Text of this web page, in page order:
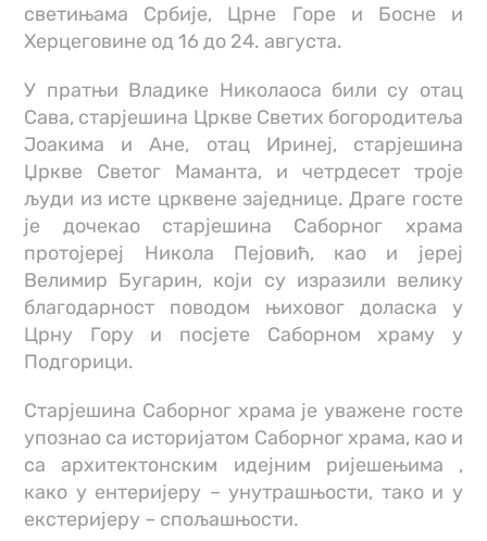
светињама Србије, Црне Горе и Босне и
Херцеговине од 16 до 24. августа.
У пратњи Владике Николаоса били су отац
Сава, старјешина Цркве Светих богородитеља
Јоакима и Ане, отац Иринеј, старјешина
Џркве Светог Маманта, и четрдесет троје
људи из исте црквене заједнице. Драге госте
је дочекао старјешина Саборног храма
протојереј Никола Пејовић, као и јереј
Велимир Бугарин, који су изразили велику
благодарност поводом њиховог доласка у
Црну Гору и посјете Саборном храму у
Подгорици.
Старјешина Саборног храма је уважене госте
упознао са историјатом Саборног храма, као и
са архитектонским идејним ријешењима ,
како у ентеријеру – унутрашњости, тако и у
екстеријеру – спољашњости.